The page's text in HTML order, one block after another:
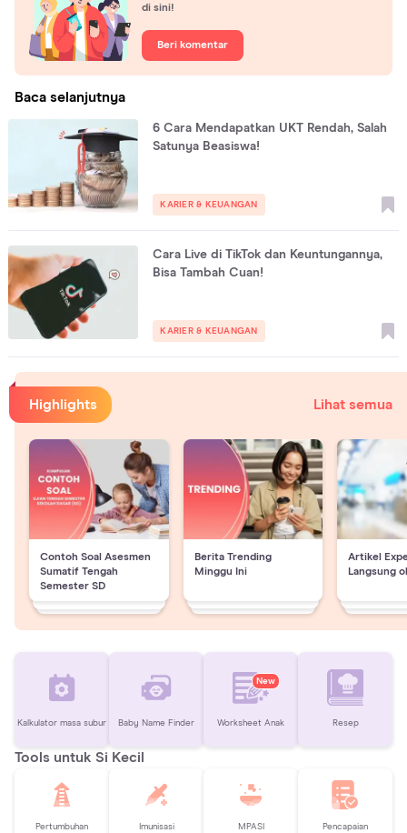
di sini!
Beri komentar
Baca selanjutnya
6 Cara Mendapatkan UKT Rendah, Salah
Satunya Beasiswa!
KARIER & KEUANGAN
Cara Live di TikTok dan Keuntungannya,
Bisa Tambah Cuan!
KARIER & KEUANGAN
Highlights Lihat semua
Contoh Soal Asesmen
Sumatif Tengah
Semester SD
Berita Trending
Minggu Ini
Artikel
Langsung
Kalkulator masa subur Baby Name Finder
New
Worksheet Anak Resep
Tools untuk Si Kecil
Pertumbuhan Imunisasi MPASI Pencapaian